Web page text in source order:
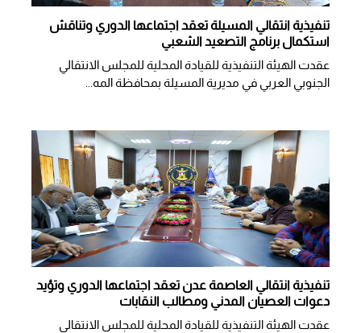
تنفيذية انتقالي المسيلة تعقد اجتماعها الدوري وتناقش
استكمال برنامج التصعيد الشعبي
عقدت الهيئة التنفيذية للقيادة المحلية للمجلس الانتقالي
الجنوبي العربي في مديرية المسيلة بمحافظة المه...
تنفيذية انتقالي العاصمة عدن تعقد اجتماعها الدوري وتؤيد
دعوات العصيان المدني ومطالب النقابات
​عقدت الهيئة التنفيذية للقيادة المحلية للمجلس الانتقالي